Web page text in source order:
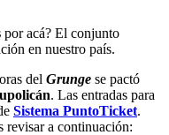
por acá? El conjunto
en nuestro país.
del Grunge se pactó
. Las entradas para
Sistema PuntoTicket.
revisar a continuación: